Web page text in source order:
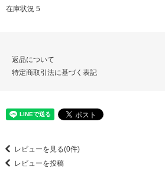
在庫状況 5
返品について
特定商取引法に基づく表記
レビューを見る(0件)
レビューを投稿